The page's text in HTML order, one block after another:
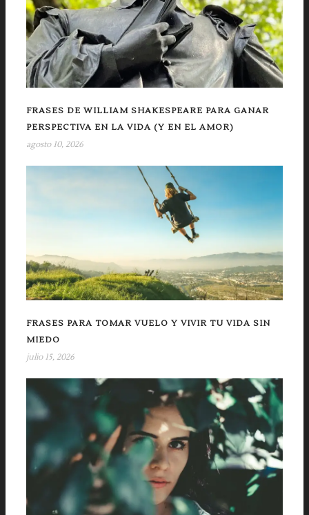
FRASES DE WILLIAM SHAKESPEARE PARA GANAR
PERSPECTIVA EN LA VIDA (Y EN EL AMOR)
agosto 10, 2026
FRASES PARA TOMAR VUELO Y VIVIR TU VIDA SIN
MIEDO
julio 15, 2026